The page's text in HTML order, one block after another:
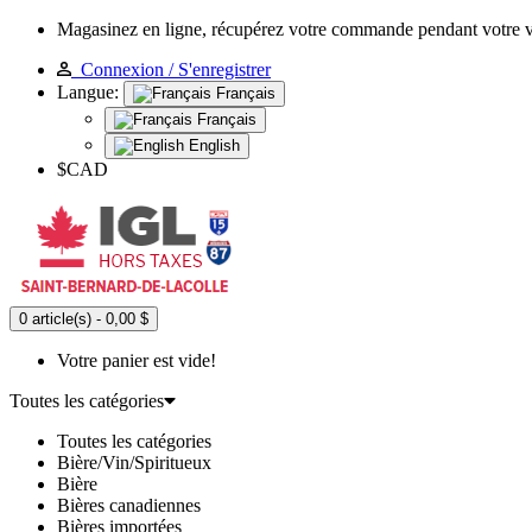
Magasinez en ligne, récupérez votre commande pendant votre
Connexion / S'enregistrer
Langue:
Français
Français
English
$CAD
0 article(s) - 0,00 $
Votre panier est vide!
Toutes les catégories
Toutes les catégories
Bière/Vin/Spiritueux
Bière
Bières canadiennes
Bières importées